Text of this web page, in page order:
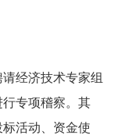
经济技术专家组
专项稽察。其
活动、资金使